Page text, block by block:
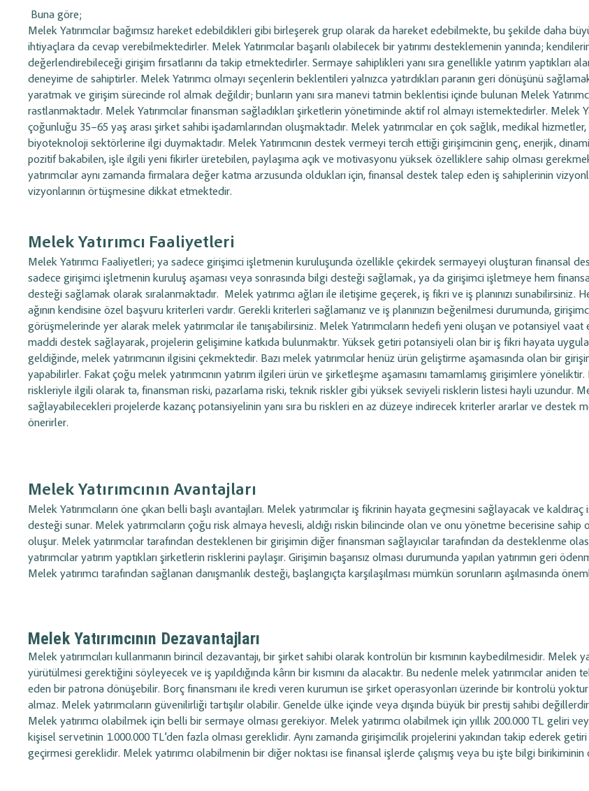
ve stok takibini kolaylaştırın. (Etiket
yazdırma desteklenmektedir.)
personel giderlerini, izinleri ve
zimmetleri takip edin.
Hızlı Satış (Alış / Satış)
Yönetimi
Alış ve satış işlemlerini pratik menü ve
barkod desteği ile hızlıca gerçekleştirin.
Teklif ve Sipariş Süreç
Yönetimi
Profesyonel teklifler hazırlayın, siparişe
dönüştürün ve satış sürecini kategorize
ederek takip edin.
Raporlama ve Analiz
Gelir, gider, stok ve cari raporlarını liste
bazlı görüntüleyin; işletme performansını
verilerle analiz edin.
Talep ve Destek Takip
Sistemi
takip edin.
Buna göre;
Melek Yatırımcılar bağımsız hareket edebildikleri gibi birleşerek grup olarak da hareket edebilmekte, bu şekilde daha
ihtiyaçlara da cevap verebilmektedirler. Melek Yatırımcılar başarılı olabilecek bir yatırımı desteklemenin yanında;
değerlendirebileceği girişim fırsatlarını da takip etmektedirler. Sermaye sahiplikleri yanı sıra genellikle yatırım yaptıkları
deneyime de sahiptirler. Melek Yatırımcı olmayı seçenlerin beklentileri yalnızca yatırdıkları paranın geri dönüşünü
yaratmak ve girişim sürecinde rol almak değildir; bunların yanı sıra manevi tatmin beklentisi içinde bulunan Melek
rastlanmaktadır. Melek Yatırımcılar finansman sağladıkları şirketlerin yönetiminde aktif rol almayı istemektedirler. Melek
çoğunluğu 35–65 yaş arası şirket sahibi işadamlarından oluşmaktadır. Melek yatırımcılar en çok sağlık, medikal hizmetler,
biyoteknoloji sektörlerine ilgi duymaktadır. Melek Yatırımcının destek vermeyi tercih ettiği girişimcinin genç, enerjik,
pozitif bakabilen, işle ilgili yeni fikirler üretebilen, paylaşıma açık ve motivasyonu yüksek özelliklere sahip olması
yatırımcılar aynı zamanda firmalara değer katma arzusunda oldukları için, finansal destek talep eden iş sahiplerinin
vizyonlarının örtüşmesine dikkat etmektedir.
Melek Yatırımcı Faaliyetleri
Melek Yatırımcı Faaliyetleri; ya sadece girişimci işletmenin kuruluşunda özellikle çekirdek sermayeyi oluşturan finansal
sadece girişimci işletmenin kuruluş aşaması veya sonrasında bilgi desteği sağlamak, ya da girişimci işletmeye hem
desteği sağlamak olarak sıralanmaktadır. Melek yatırımcı ağları ile iletişime geçerek, iş fikri ve iş planınızı sunabilirsiniz.
ağının kendisine özel başvuru kriterleri vardır. Gerekli kriterleri sağlamanız ve iş planınızın beğenilmesi durumunda, girişimci
görüşmelerinde yer alarak melek yatırımcılar ile tanışabilirsiniz. Melek Yatırımcıların hedefi yeni oluşan ve potansiyel
maddi destek sağlayarak, projelerin gelişimine katkıda bulunmaktır. Yüksek getiri potansiyeli olan bir iş fikri hayata
geldiğinde, melek yatırımcının ilgisini çekmektedir. Bazı melek yatırımcılar henüz ürün geliştirme aşamasında olan bir
yapabilirler. Fakat çoğu melek yatırımcının yatırım ilgileri ürün ve şirketleşme aşamasını tamamlamış girişimlere yöneliktir.
riskleriyle ilgili olarak ta, finansman riski, pazarlama riski, teknik riskler gibi yüksek seviyeli risklerin listesi hayli uzundur.
sağlayabilecekleri projelerde kazanç potansiyelinin yanı sıra bu riskleri en az düzeye indirecek kriterler ararlar ve destek
önerirler.
Melek Yatırımcının Avantajları
Melek Yatırımcıların öne çıkan belli başlı avantajları. Melek yatırımcılar iş fikrinin hayata geçmesini sağlayacak ve kaldıraç
desteği sunar. Melek yatırımcıların çoğu risk almaya hevesli, aldığı riskin bilincinde olan ve onu yönetme becerisine sahip
oluşur. Melek yatırımcılar tarafından desteklenen bir girişimin diğer finansman sağlayıcılar tarafından da desteklenme
yatırımcılar yatırım yaptıkları şirketlerin risklerini paylaşır. Girişimin başarısız olması durumunda yapılan yatırımın geri
Melek yatırımcı tarafından sağlanan danışmanlık desteği, başlangıçta karşılaşılması mümkün sorunların aşılmasında
Melek Yatırımcının Dezavantajları
Melek yatırımcıları kullanmanın birincil dezavantajı, bir şirket sahibi olarak kontrolün bir kısmının kaybedilmesidir. Melek
yürütülmesi gerektiğini söyleyecek ve iş yapıldığında kârın bir kısmını da alacaktır. Bu nedenle melek yatırımcılar aniden
eden bir patrona dönüşebilir. Borç finansmanı ile kredi veren kurumun ise şirket operasyonları üzerinde bir kontrolü
almaz. Melek yatırımcıların güvenilirliği tartışılır olabilir. Genelde ülke içinde veya dışında büyük bir prestij sahibi
Melek yatırımcı olabilmek için belli bir sermaye olması gerekiyor. Melek yatırımcı olabilmek için yıllık 200.000 TL geliri
kişisel servetinin 1.000.000 TL’den fazla olması gereklidir. Aynı zamanda girişimcilik projelerini yakından takip ederek getiri
geçirmesi gereklidir. Melek yatırımcı olabilmenin bir diğer noktası ise finansal işlerde çalışmış veya bu işte bilgi birikiminin